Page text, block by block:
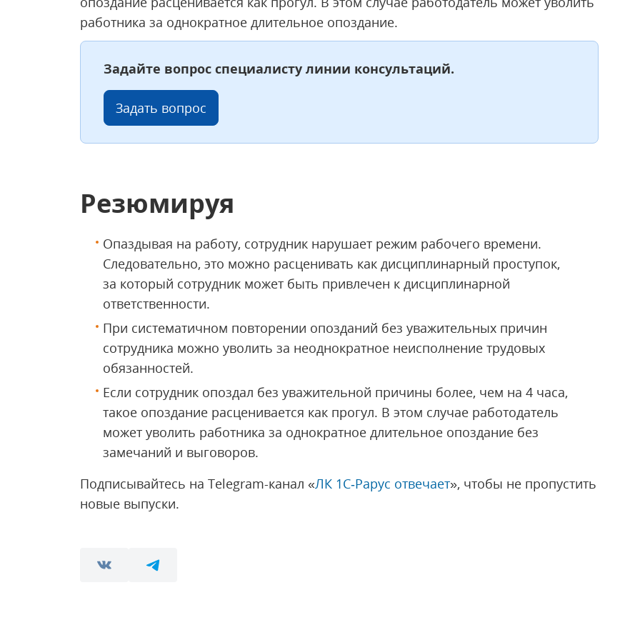
работника за однократное длительное опоздание.
Задайте вопрос специалисту линии консультаций.
Задать вопрос
Резюмируя
Опаздывая на работу, сотрудник нарушает режим рабочего времени.
Следовательно, это можно расценивать как дисциплинарный проступок,
за который сотрудник может быть привлечен к дисциплинарной
ответственности.
При систематичном повторении опозданий без уважительных причин
сотрудника можно уволить за неоднократное неисполнение трудовых
обязанностей.
Если сотрудник опоздал без уважительной причины более, чем на 4 часа,
такое опоздание расценивается как прогул. В этом случае работодатель
может уволить работника за однократное длительное опоздание без
замечаний и выговоров.
Подписывайтесь на Telegram-канал «ЛК 1С‑Рарус отвечает», чтобы не пропустить
новые выпуски.